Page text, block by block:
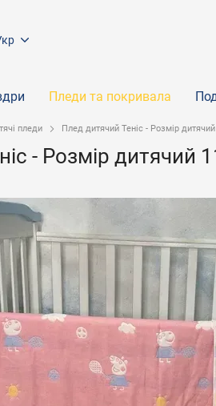
Пледи та покривала
пледи Плед дитячий Теніс - Розмір
- Розмір дитячий